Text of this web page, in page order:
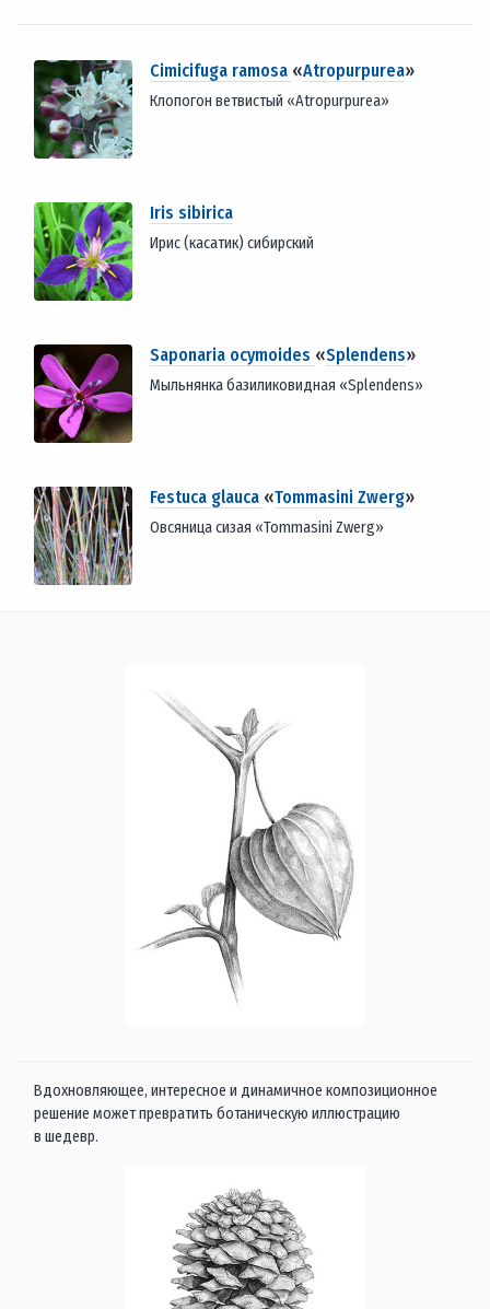
Cimicifuga ramosa «Atropurpurea»
Клопогон ветвистый «Atropurpurea»
Iris sibirica
Ирис (касатик) сибирский
Saponaria ocymoides «Splendens»
Мыльнянка базиликовидная «Splendens»
Festuca glauca «Tommasini Zwerg»
Овсяница сизая «Tommasini Zwerg»
Вдохновляющее, интересное и динамичное композиционное
решение может превратить ботаническую иллюстрацию
в шедевр.